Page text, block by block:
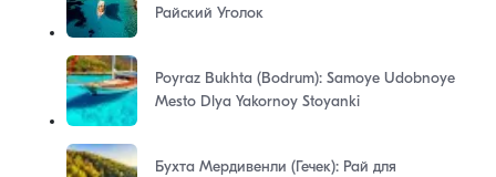
Райский Уголок
Poyraz Bukhta (Bodrum): Samoye Udobnoye
Mesto Dlya Yakornoy Stoyanki
Бухта Мердивенли (Гечек): Рай для